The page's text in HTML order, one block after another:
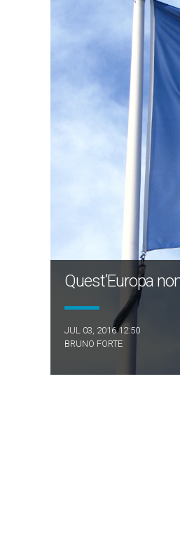
Quest’Europa
JUL 03, 2016 12:50
BRUNO FORTE